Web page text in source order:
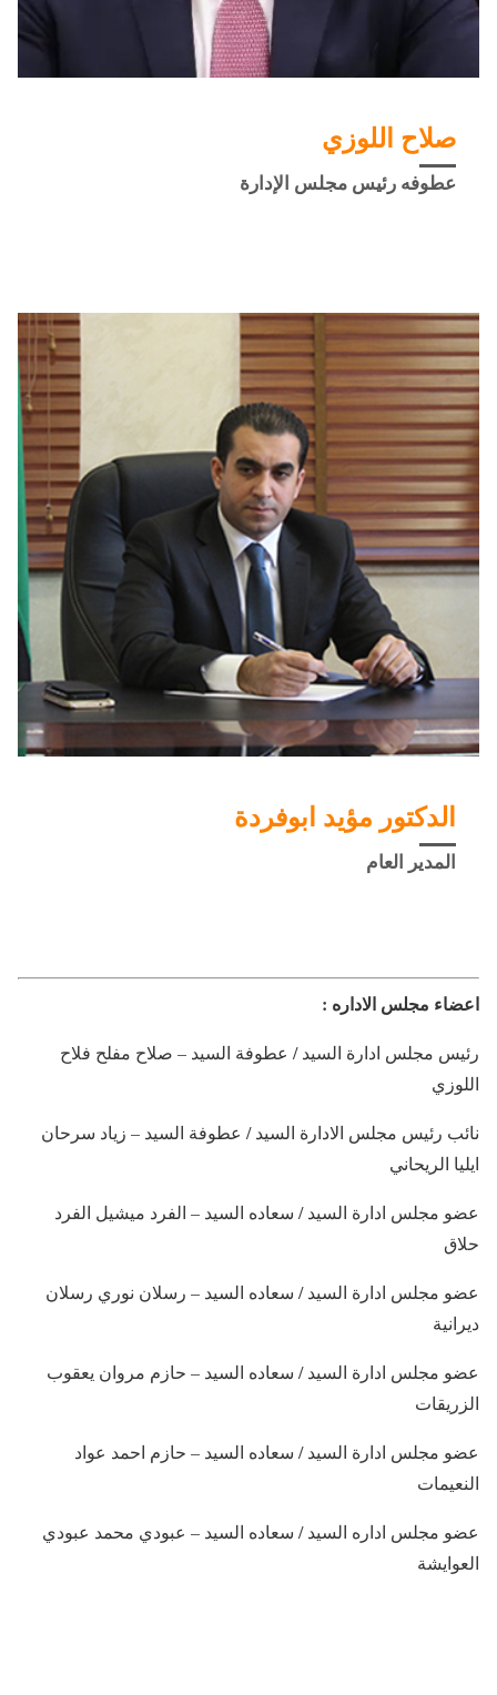
صلاح اللوزي
عطوفه ﺭﺋﻴﺲ ﻣﺠﻠﺲ اﻹﺩاﺭﺓ
اﻟﺪﻛﺘﻮﺭ ﻣﺆﻳﺪ اﺑﻮﻓﺮﺩﺓ
المدير العام
اعضاء مجلس الاداره :
رئيس مجلس ادارة السيد / عطوفة السيد – صلاح مفلح فلاح
اللوزي
نائب رئيس مجلس الادارة السيد / عطوفة السيد – زياد سرحان
ايليا الريحاني
عضو مجلس ادارة السيد / سعاده السيد – الفرد ميشيل الفرد
حلاق
عضو مجلس ادارة السيد / سعاده السيد – رسلان نوري رسلان
ديرانية
عضو مجلس ادارة السيد / سعاده السيد – حازم مروان يعقوب
الزريقات
عضو مجلس ادارة السيد / سعاده السيد – حازم احمد عواد
النعيمات
عضو مجلس اداره السيد / سعاده السيد – عبودي محمد عبودي
العوايشة